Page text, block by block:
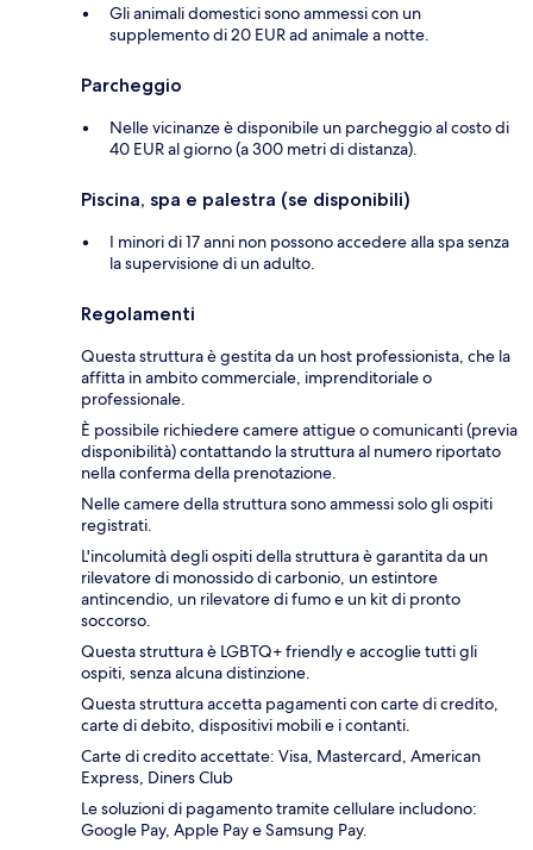
Gli animali domestici sono ammessi con un
supplemento di 20 EUR ad animale a notte.
Parcheggio
Nelle vicinanze è disponibile un parcheggio al costo di
40 EUR al giorno (a 300 metri di distanza).
Piscina, spa e palestra (se disponibili)
I minori di 17 anni non possono accedere alla spa senza
la supervisione di un adulto.
Regolamenti
Questa struttura è gestita da un host professionista, che la
affitta in ambito commerciale, imprenditoriale o
professionale.
È possibile richiedere camere attigue o comunicanti (previa
disponibilità) contattando la struttura al numero riportato
nella conferma della prenotazione.
Nelle camere della struttura sono ammessi solo gli ospiti
registrati.
L'incolumità degli ospiti della struttura è garantita da un
rilevatore di monossido di carbonio, un estintore
antincendio, un rilevatore di fumo e un kit di pronto
soccorso.
Questa struttura è LGBTQ+ friendly e accoglie tutti gli
ospiti, senza alcuna distinzione.
Questa struttura accetta pagamenti con carte di credito,
carte di debito, dispositivi mobili e i contanti.
Carte di credito accettate: Visa, Mastercard, American
Express, Diners Club
Le soluzioni di pagamento tramite cellulare includono:
Google Pay, Apple Pay e Samsung Pay.